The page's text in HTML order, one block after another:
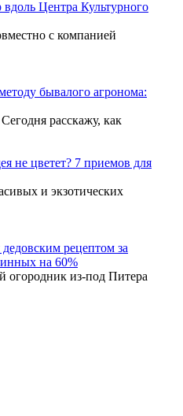
Центра Культурного
с компанией
бывалого агронома:
расскажу, как
не цветет? 7 приемов для
и экзотических
рецептом за
на 60%
из-под Питера